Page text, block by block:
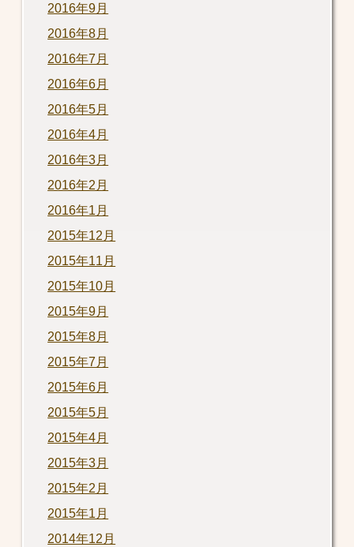
2016年9月
2016年8月
2016年7月
2016年6月
2016年5月
2016年4月
2016年3月
2016年2月
2016年1月
2015年12月
2015年11月
2015年10月
2015年9月
2015年8月
2015年7月
2015年6月
2015年5月
2015年4月
2015年3月
2015年2月
2015年1月
2014年12月